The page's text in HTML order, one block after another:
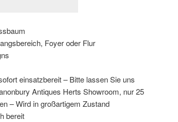
Foyer oder Flur
einsatzbereit – Bitte lassen Sie uns
Antiques Herts Showroom, nur 25
– Wird in großartigem Zustand
bereit